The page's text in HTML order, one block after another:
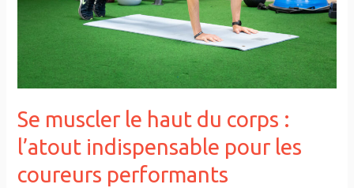
Se muscler le haut du corps :
l’atout indispensable pour les
coureurs performants
indispensable
coureurs
performants